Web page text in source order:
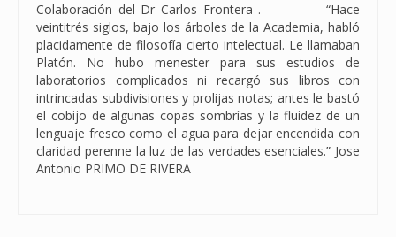
Colaboración del Dr Carlos Frontera . “Hace
veintitrés siglos, bajo los árboles de la Academia, habló
placidamente de filosofía cierto intelectual. Le llamaban
Platón. No hubo menester para sus estudios de
laboratorios complicados ni recargó sus libros con
intrincadas subdivisiones y prolijas notas; antes le bastó
el cobijo de algunas copas sombrías y la fluidez de un
lenguaje fresco como el agua para dejar encendida con
claridad perenne la luz de las verdades esenciales.” Jose
Antonio PRIMO DE RIVERA